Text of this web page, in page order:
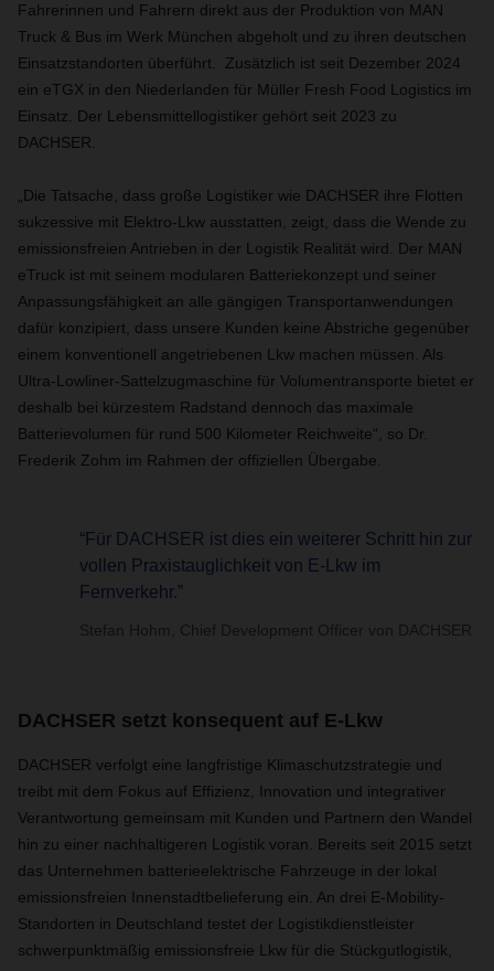
Fahrerinnen und Fahrern direkt aus der Produktion von MAN
Truck & Bus im Werk München abgeholt und zu ihren deutschen
Einsatzstandorten überführt. Zusätzlich ist seit Dezember 2024
ein eTGX in den Niederlanden für Müller Fresh Food Logistics im
Einsatz. Der Lebensmittellogistiker gehört seit 2023 zu
DACHSER.
„Die Tatsache, dass große Logistiker wie DACHSER ihre Flotten
sukzessive mit Elektro-Lkw ausstatten, zeigt, dass die Wende zu
emissionsfreien Antrieben in der Logistik Realität wird. Der MAN
eTruck ist mit seinem modularen Batteriekonzept und seiner
Anpassungsfähigkeit an alle gängigen Transportanwendungen
dafür konzipiert, dass unsere Kunden keine Abstriche gegenüber
einem konventionell angetriebenen Lkw machen müssen. Als
Ultra-Lowliner-Sattelzugmaschine für Volumentransporte bietet er
deshalb bei kürzestem Radstand dennoch das maximale
Batterievolumen für rund 500 Kilometer Reichweite“, so Dr.
Frederik Zohm im Rahmen der offiziellen Übergabe.
“Für DACHSER ist dies ein weiterer Schritt hin zur
vollen Praxistauglichkeit von E-Lkw im
Fernverkehr.”
Stefan Hohm, Chief Development Officer von DACHSER
DACHSER setzt konsequent auf E-Lkw
DACHSER verfolgt eine langfristige Klimaschutzstrategie und
treibt mit dem Fokus auf Effizienz, Innovation und integrativer
Verantwortung gemeinsam mit Kunden und Partnern den Wandel
hin zu einer nachhaltigeren Logistik voran. Bereits seit 2015 setzt
das Unternehmen batterieelektrische Fahrzeuge in der lokal
emissionsfreien Innenstadtbelieferung ein. An drei E-Mobility-
Standorten in Deutschland testet der Logistikdienstleister
schwerpunktmäßig emissionsfreie Lkw für die Stückgutlogistik,